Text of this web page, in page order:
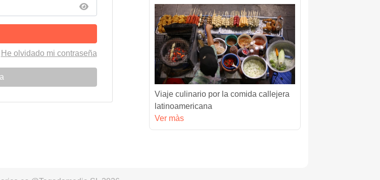
He olvidado mi contraseña
Viaje culinario por la comida callejera
latinoamericana
Ver màs